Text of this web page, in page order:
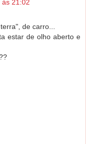
21:02
de carro...
estar de olho aberto e